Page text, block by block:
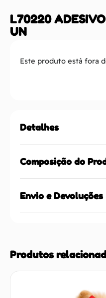
L70220
UN
Este produto está fora
Detalhes
Composição do
Envio e Devoluções
Produtos